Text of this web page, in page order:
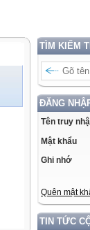
TÌM KIẾM
ĐĂNG
Tên truy
Mật khẩu
Ghi nhớ
Quên mật
TIN TỨC